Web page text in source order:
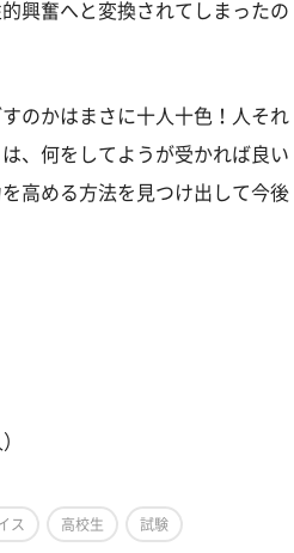
興奮へと変換されてしまったの
のかはまさに十人十色！人それ
、何をしてようが受かれば良い
高める方法を見つけ出して今後
ス 高校生 試験